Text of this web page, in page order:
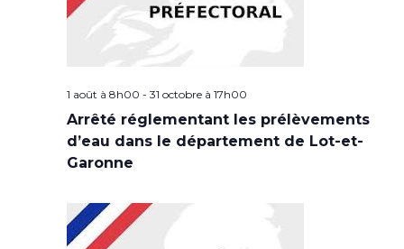
1 août à 8h00 - 31 octobre à 17h00
Arrêté réglementant les prélèvements
d’eau dans le département de Lot-et-
Garonne